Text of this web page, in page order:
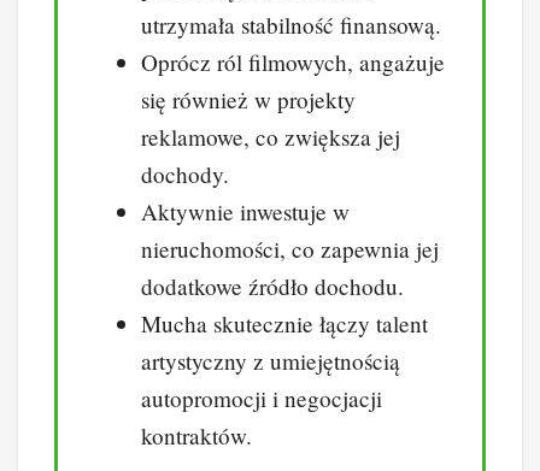
utrzymała stabilność finansową.
Oprócz ról filmowych, angażuje
się również w projekty
reklamowe, co zwiększa jej
dochody.
Aktywnie inwestuje w
nieruchomości, co zapewnia jej
dodatkowe źródło dochodu.
Mucha skutecznie łączy talent
artystyczny z umiejętnością
autopromocji i negocjacji
kontraktów.